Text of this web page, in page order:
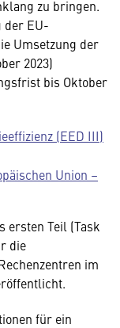
zu bringen.
der EU-
Umsetzung der
2023)
bis Oktober
(EED III)
Union –
ersten Teil (Task
die
im
für ein